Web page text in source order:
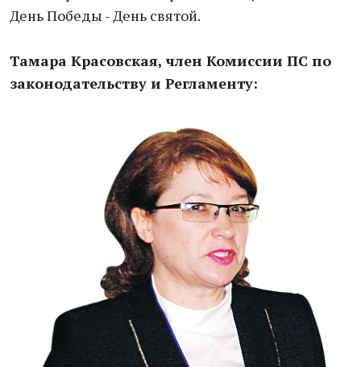
День Победы - День святой.
Тамара Красовская, член Комиссии ПС по
законодательству и Регламенту: